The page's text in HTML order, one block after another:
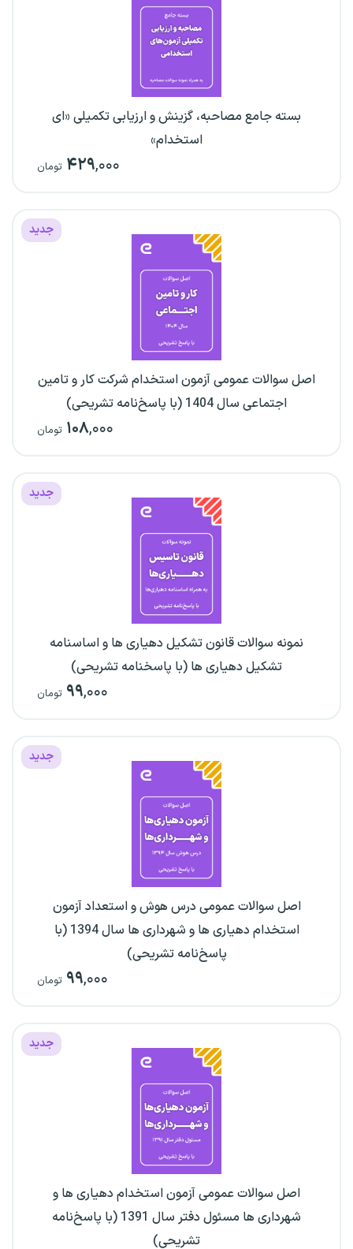
بسته جامع مصاحبه، گزینش و ارزیابی تکمیلی «ای
استخدام»
۴۲۹,۰۰۰ تومان
جدید
اصل سوالات عمومی آزمون استخدام شرکت کار و تامین
اجتماعی سال 1404 (با پاسخ‌نامه تشریحی)
۱۰۸,۰۰۰ تومان
جدید
نمونه سوالات قانون تشکیل دهیاری ها و اساسنامه
تشکیل دهیاری ها (با پاسخنامه تشریحی)
۹۹,۰۰۰ تومان
جدید
اصل سوالات عمومی درس هوش و استعداد آزمون
استخدام دهیاری ها و شهرداری ها سال 1394 (با
پاسخ‌نامه تشریحی)
۹۹,۰۰۰ تومان
جدید
اصل سوالات عمومی آزمون استخدام دهیاری ها و
شهرداری ها مسئول دفتر سال 1391 (با پاسخ‌نامه
تشریحی)